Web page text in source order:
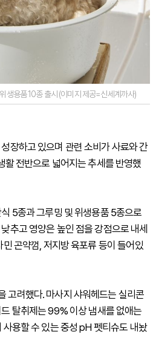
생용품 10종 출시 (이미지 제공=신세계까사)
장하고 있으며 관련 소비가 사료와 간
활 전반으로 넓어지는 추세를 반영했
5종과 그루밍 및 위생용품 5종으로
추고 영양은 높인 점을 강점으로 내세
곤약껌, 저지방 육포류 등이 들어있
고려했다. 마사지 샤워헤드는 실리콘
탈취제는 99% 이상 냄새를 없애는
용할 수 있는 중성 pH 펫티슈도 내놨